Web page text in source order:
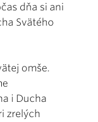
dňa si ani
Svätého
omše.
i Ducha
zrelých